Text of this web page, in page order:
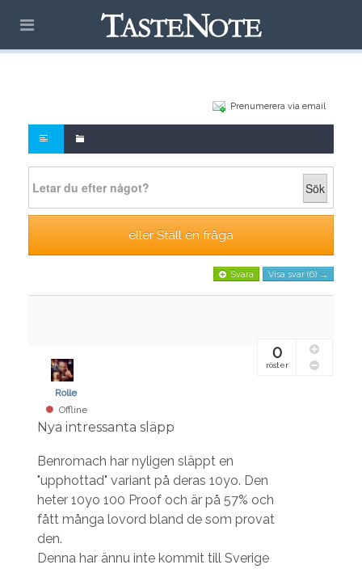
Prenumerera via email
Sök
eller Ställ en fråga
Svara Visa svar (6) →
Rolle
Offline
Nya intressanta släpp
0
röster
Benromach har nyligen släppt en
"upphottad" variant på deras 10yo. Den
heter 10yo 100 Proof och är på 57% och
fått många lovord bland de som provat
den.
Denna har ännu inte kommit till Sverige